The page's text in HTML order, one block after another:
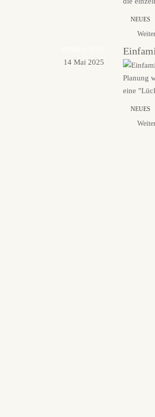
NEUES
14 Mai 2025
Planung
eine
NEUES